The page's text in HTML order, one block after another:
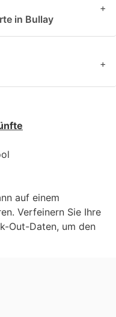
in Bullay
+
+
auf einem
Verfeinern Sie Ihre
Out-Daten, um den